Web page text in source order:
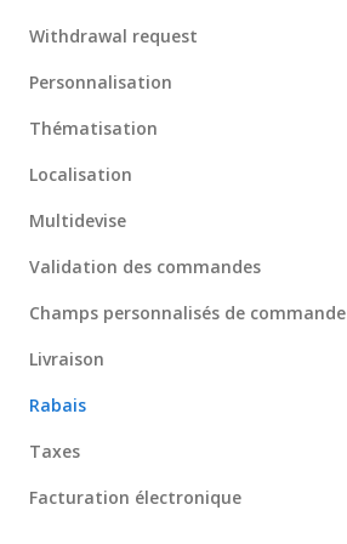
Withdrawal request
Personnalisation
Thématisation
Localisation
Multidevise
Validation des commandes
Champs personnalisés de commande
Livraison
Rabais
Taxes
Facturation électronique